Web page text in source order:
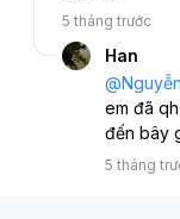
5 tháng trước
Han
@
em đã
đến bây
5 tháng